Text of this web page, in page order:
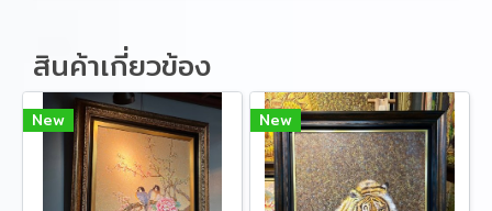
สินค้าเกี่ยวข้อง
New New